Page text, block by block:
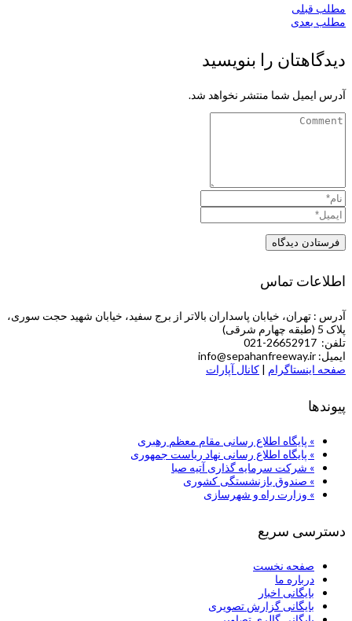
مطلب قبلی
مطلب بعدی
دیدگاهتان را بنویسید
آدرس ایمیل شما منتشر نخواهد شد.
اطلاعات تماس
آدرس : تهران، خیابان پاسداران بالاتر از برج سفید، خیابان شهید حجت سوری،
پلاک 5 (طبقه چهارم شرقی)
تلفن: 26652917-021
ایمیل: info@sepahanfreeway.ir
صفحه اینستاگرام | کانال آپارات
پیوندها
» پایگاه اطلاع رسانی مقام معظم رهبری
» پایگاه اطلاع رسانی نهاد ریاست جمهوری
» شركت سرمایه گذاری آتیه صبا
» صندوق بازنشستگی کشوری
» وزارت راه و شهرسازی
دسترسی سریع
صفحه نخست
درباره ما
بایگانی اخبار
بایگانی گزارش تصویری